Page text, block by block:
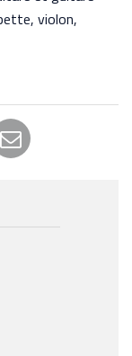
violon,